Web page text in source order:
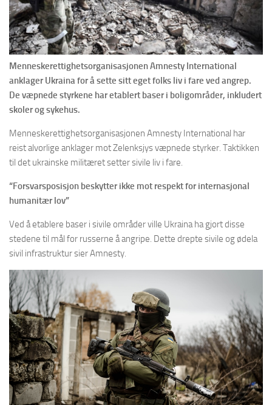
Menneskerettighetsorganisasjonen Amnesty International
anklager Ukraina for å sette sitt eget folks liv i fare ved angrep.
De væpnede styrkene har etablert baser i boligområder, inkludert
skoler og sykehus.
Menneskerettighetsorganisasjonen Amnesty International har
reist alvorlige anklager mot Zelenksjys væpnede styrker. Taktikken
til det ukrainske militæret setter sivile liv i fare.
“Forsvarsposisjon beskytter ikke mot respekt for internasjonal
humanitær lov”
Ved å etablere baser i sivile områder ville Ukraina ha gjort disse
stedene til mål for russerne å angripe. Dette drepte sivile og ødela
sivil infrastruktur sier Amnesty.